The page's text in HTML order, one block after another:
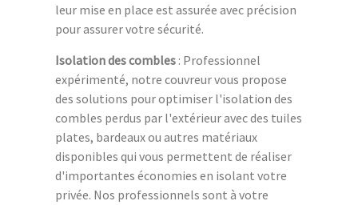
leur mise en place est assurée avec précision
pour assurer votre sécurité.
Isolation des combles : Professionnel
expérimenté, notre couvreur vous propose
des solutions pour optimiser l'isolation des
combles perdus par l'extérieur avec des tuiles
plates, bardeaux ou autres matériaux
disponibles qui vous permettent de réaliser
d'importantes économies en isolant votre
privée. Nos professionnels sont à votre